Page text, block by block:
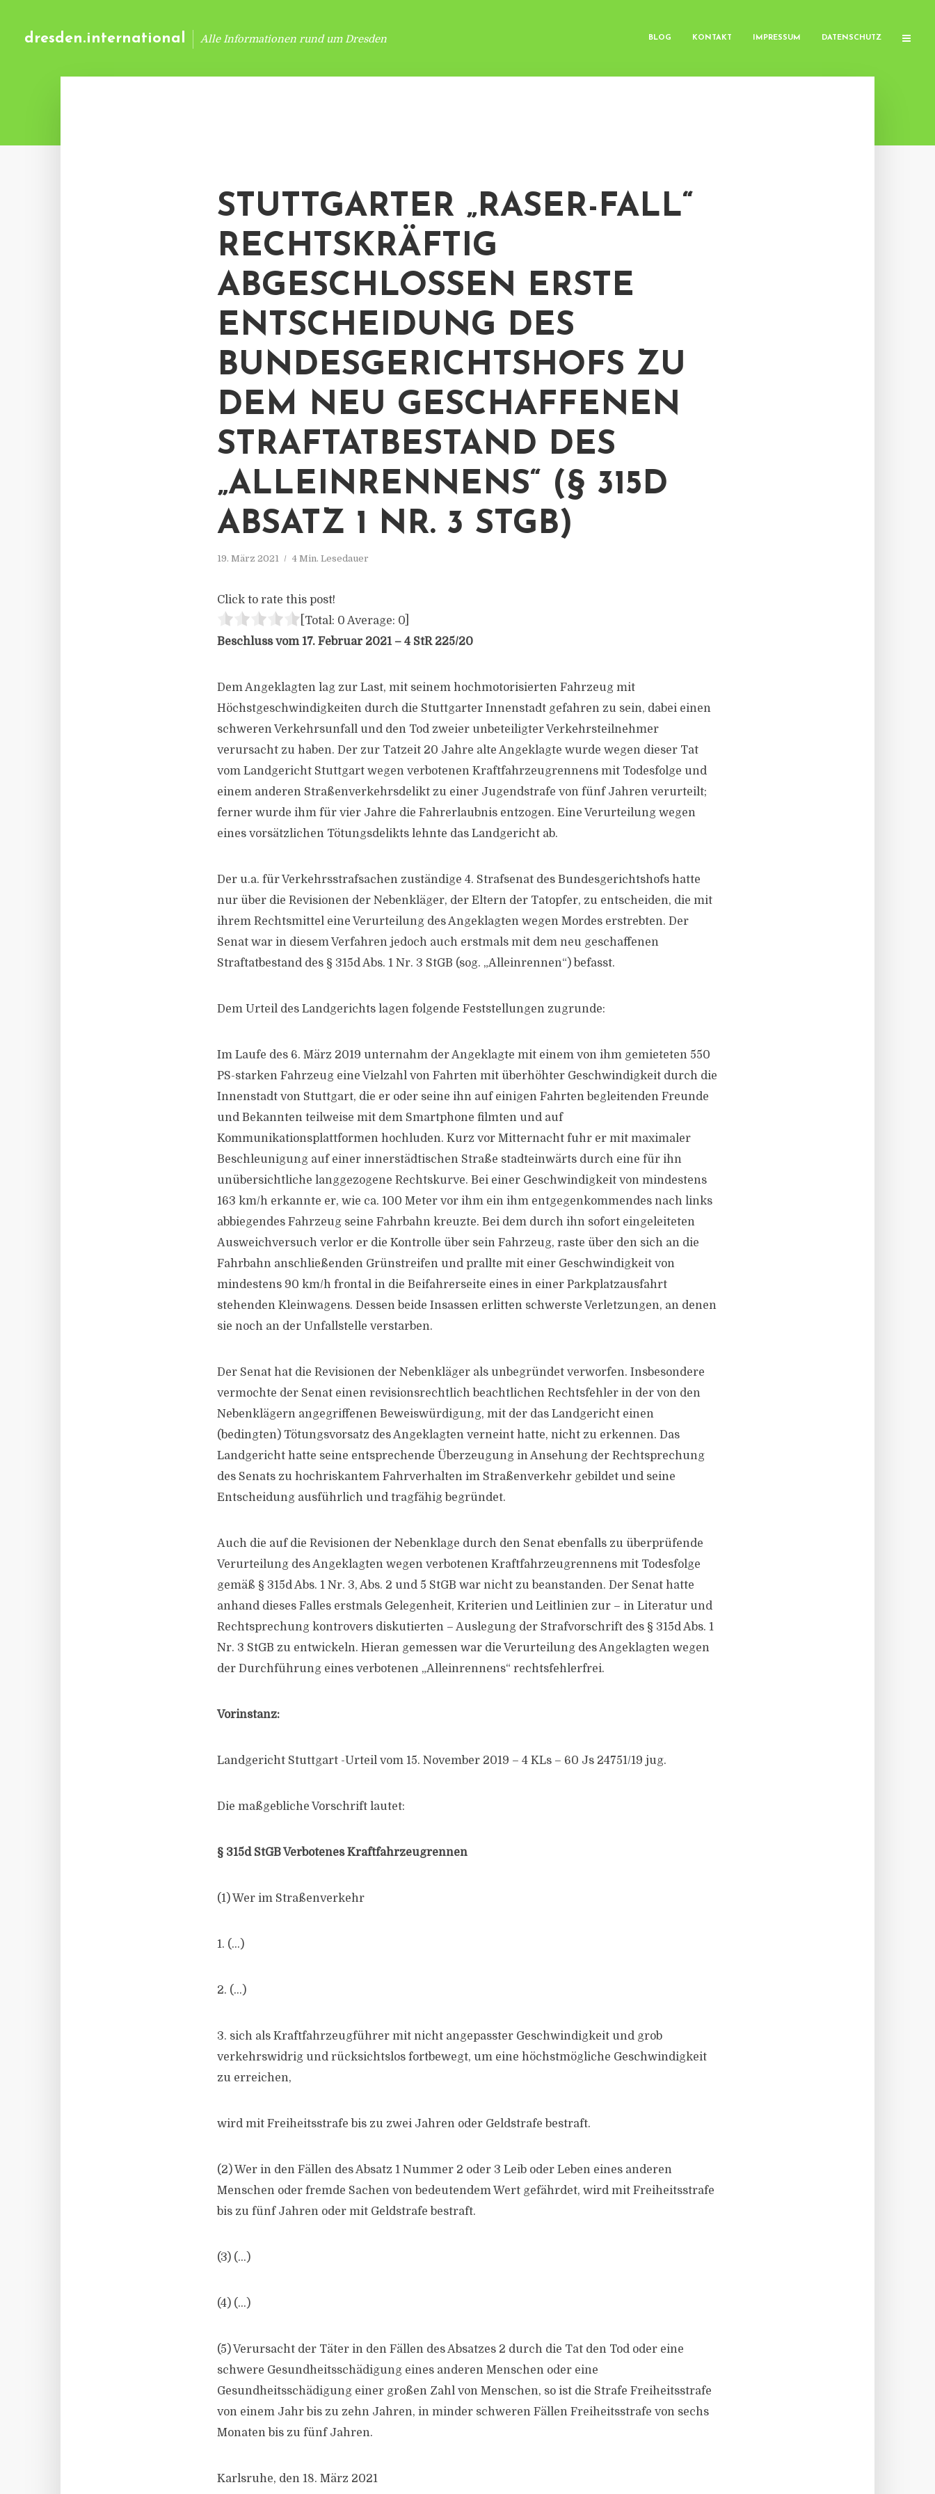
dresden.international Alle Informationen rund um Dresden BLOG KONTAKT IMPRESSUM DATENSCHUTZ
STUTTGARTER „RASER-FALL“
RECHTSKRÄFTIG
ABGESCHLOSSEN ERSTE
ENTSCHEIDUNG DES
BUNDESGERICHTSHOFS ZU
DEM NEU GESCHAFFENEN
STRAFTATBESTAND DES
„ALLEINRENNENS“ (§ 315D
ABSATZ 1 NR. 3 STGB)
19. März 2021 4 Min. Lesedauer
Click to rate this post!
[Total: 0 Average: 0
Beschluss vom 17. Februar 2021 – 4 StR 225/20
Dem Angeklagten lag zur Last, mit seinem hochmotorisierten Fahrzeug mit
Höchstgeschwindigkeiten durch die Stuttgarter Innenstadt gefahren zu sein, dabei einen
schweren Verkehrsunfall und den Tod zweier unbeteiligter Verkehrsteilnehmer
verursacht zu haben. Der zur Tatzeit 20 Jahre alte Angeklagte wurde wegen dieser Tat
vom Landgericht Stuttgart wegen verbotenen Kraftfahrzeugrennens mit Todesfolge und
einem anderen Straßenverkehrsdelikt zu einer Jugendstrafe von fünf Jahren verurteilt;
ferner wurde ihm für vier Jahre die Fahrerlaubnis entzogen. Eine Verurteilung wegen
eines vorsätzlichen Tötungsdelikts lehnte das Landgericht ab.
Der u.a. für Verkehrsstrafsachen zuständige 4. Strafsenat des Bundesgerichtshofs hatte
nur über die Revisionen der Nebenkläger, der Eltern der Tatopfer, zu entscheiden, die mit
ihrem Rechtsmittel eine Verurteilung des Angeklagten wegen Mordes erstrebten. Der
Senat war in diesem Verfahren jedoch auch erstmals mit dem neu geschaffenen
Straftatbestand des § 315d Abs. 1 Nr. 3 StGB (sog. „Alleinrennen“) befasst.
Dem Urteil des Landgerichts lagen folgende Feststellungen zugrunde:
Im Laufe des 6. März 2019 unternahm der Angeklagte mit einem von ihm gemieteten 550
PS-starken Fahrzeug eine Vielzahl von Fahrten mit überhöhter Geschwindigkeit durch die
Innenstadt von Stuttgart, die er oder seine ihn auf einigen Fahrten begleitenden Freunde
und Bekannten teilweise mit dem Smartphone filmten und auf
Kommunikationsplattformen hochluden. Kurz vor Mitternacht fuhr er mit maximaler
Beschleunigung auf einer innerstädtischen Straße stadteinwärts durch eine für ihn
unübersichtliche langgezogene Rechtskurve. Bei einer Geschwindigkeit von mindestens
163 km/h erkannte er, wie ca. 100 Meter vor ihm ein ihm entgegenkommendes nach links
abbiegendes Fahrzeug seine Fahrbahn kreuzte. Bei dem durch ihn sofort eingeleiteten
Ausweichversuch verlor er die Kontrolle über sein Fahrzeug, raste über den sich an die
Fahrbahn anschließenden Grünstreifen und prallte mit einer Geschwindigkeit von
mindestens 90 km/h frontal in die Beifahrerseite eines in einer Parkplatzausfahrt
stehenden Kleinwagens. Dessen beide Insassen erlitten schwerste Verletzungen, an denen
sie noch an der Unfallstelle verstarben.
Der Senat hat die Revisionen der Nebenkläger als unbegründet verworfen. Insbesondere
vermochte der Senat einen revisionsrechtlich beachtlichen Rechtsfehler in der von den
Nebenklägern angegriffenen Beweiswürdigung, mit der das Landgericht einen
(bedingten) Tötungsvorsatz des Angeklagten verneint hatte, nicht zu erkennen. Das
Landgericht hatte seine entsprechende Überzeugung in Ansehung der Rechtsprechung
des Senats zu hochriskantem Fahrverhalten im Straßenverkehr gebildet und seine
Entscheidung ausführlich und tragfähig begründet.
Auch die auf die Revisionen der Nebenklage durch den Senat ebenfalls zu überprüfende
Verurteilung des Angeklagten wegen verbotenen Kraftfahrzeugrennens mit Todesfolge
gemäß § 315d Abs. 1 Nr. 3, Abs. 2 und 5 StGB war nicht zu beanstanden. Der Senat hatte
anhand dieses Falles erstmals Gelegenheit, Kriterien und Leitlinien zur – in Literatur und
Rechtsprechung kontrovers diskutierten – Auslegung der Strafvorschrift des § 315d Abs. 1
Nr. 3 StGB zu entwickeln. Hieran gemessen war die Verurteilung des Angeklagten wegen
der Durchführung eines verbotenen „Alleinrennens“ rechtsfehlerfrei.
Vorinstanz:
Landgericht Stuttgart -Urteil vom 15. November 2019 – 4 KLs – 60 Js 24751/19 jug.
Die maßgebliche Vorschrift lautet:
§ 315d StGB Verbotenes Kraftfahrzeugrennen
(1) Wer im Straßenverkehr
1. (…)
2. (…)
3. sich als Kraftfahrzeugführer mit nicht angepasster Geschwindigkeit und grob
verkehrswidrig und rücksichtslos fortbewegt, um eine höchstmögliche Geschwindigkeit
zu erreichen,
wird mit Freiheitsstrafe bis zu zwei Jahren oder Geldstrafe bestraft.
(2) Wer in den Fällen des Absatz 1 Nummer 2 oder 3 Leib oder Leben eines anderen
Menschen oder fremde Sachen von bedeutendem Wert gefährdet, wird mit Freiheitsstrafe
bis zu fünf Jahren oder mit Geldstrafe bestraft.
(3) (…)
(4) (…)
(5) Verursacht der Täter in den Fällen des Absatzes 2 durch die Tat den Tod oder eine
schwere Gesundheitsschädigung eines anderen Menschen oder eine
Gesundheitsschädigung einer großen Zahl von Menschen, so ist die Strafe Freiheitsstrafe
von einem Jahr bis zu zehn Jahren, in minder schweren Fällen Freiheitsstrafe von sechs
Monaten bis zu fünf Jahren.
Karlsruhe, den 18. März 2021